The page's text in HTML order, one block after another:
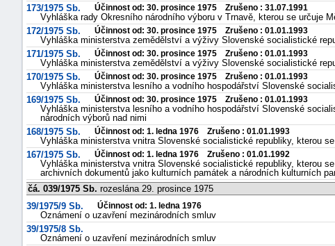
173/1975 Sb.
Účinnost od: 30. prosince 1975 Zrušeno : 31.07.1991
Vyhláška rady Okresního národního výboru v Trnavě, kterou se určuje
172/1975 Sb.
Účinnost od: 30. prosince 1975 Zrušeno : 01.01.1993
Vyhláška ministerstva zemědělství a výživy Slovenské socialistické
171/1975 Sb.
Účinnost od: 30. prosince 1975 Zrušeno : 01.01.1993
Vyhláška ministerstva zemědělství a výživy Slovenské socialistické
170/1975 Sb.
Účinnost od: 30. prosince 1975 Zrušeno : 01.01.1993
Vyhláška ministerstva lesního a vodního hospodářství Slovenské
169/1975 Sb.
Účinnost od: 30. prosince 1975 Zrušeno : 01.01.1993
Vyhláška ministerstva lesního a vodního hospodářství Slovenské
národních výborů nad nimi
168/1975 Sb.
Účinnost od: 1. ledna 1976 Zrušeno : 01.01.1993
Vyhláška ministerstva vnitra Slovenské socialistické republiky, kterou
167/1975 Sb.
Účinnost od: 1. ledna 1976 Zrušeno : 01.01.1992
Vyhláška ministerstva vnitra Slovenské socialistické republiky, kterou
archivních dokumentů jako kulturních památek a národních kulturních
čá. 039/1975 Sb. rozeslána 29. prosince 1975
39/1975/9 Sb.
Účinnost od: 1. ledna 1976
Oznámení o uzavření mezinárodních smluv
39/1975/8 Sb.
Oznámení o uzavření mezinárodních smluv